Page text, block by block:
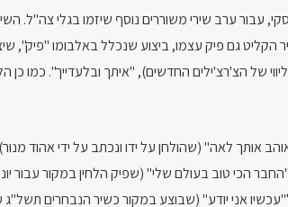
עבור ערב שירי משוררים נוסף שיזמו בגלי
הקליט גם פיק עצמו, ביצוע שנכלל באלבומו "פיק",
של הצ'רצ'ילים החדשים), "איתך ובלעדייך". כמו
אוהב אותך לאה" (שהולחן על ידו ונכתב על ידי אהוד
הכי טוב בעולם שלי" (שפיק הלחין במקור
של פיק עם גלי עטרי ל"עכשיו אני יודע" (שבוצע במקור